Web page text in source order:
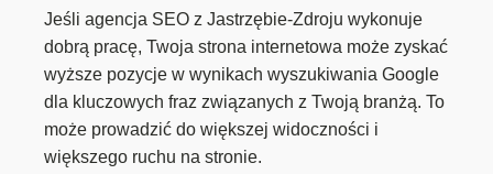
Jeśli agencja SEO z Jastrzębie-Zdroju wykonuje
dobrą pracę, Twoja strona internetowa może zyskać
wyższe pozycje w wynikach wyszukiwania Google
dla kluczowych fraz związanych z Twoją branżą. To
może prowadzić do większej widoczności i
większego ruchu na stronie.